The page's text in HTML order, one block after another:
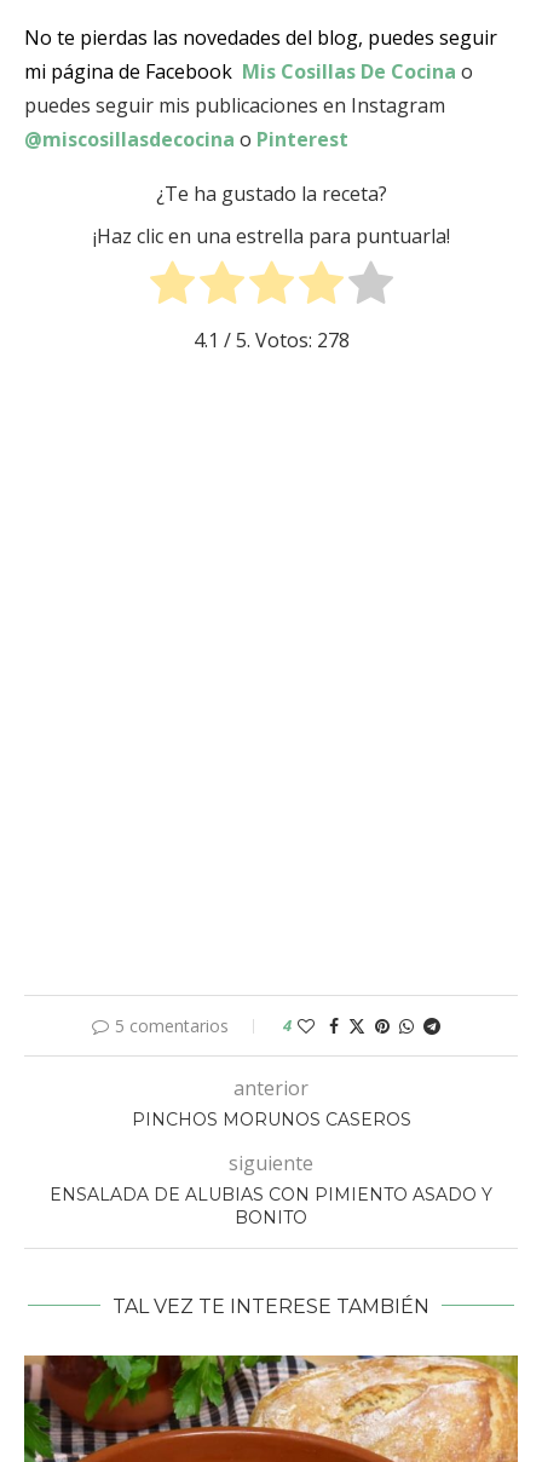
No te pierdas las novedades del blog, puedes seguir
mi página de Facebook Mis Cosillas De Cocina o
puedes seguir mis publicaciones en Instagram
@miscosillasdecocina o Pinterest
¿Te ha gustado la receta?
¡Haz clic en una estrella para puntuarla!
4.1 / 5. Votos: 278
5 comentarios 4
anterior
PINCHOS MORUNOS CASEROS
siguiente
ENSALADA DE ALUBIAS CON PIMIENTO ASADO Y
BONITO
TAL VEZ TE INTERESE TAMBIÉN